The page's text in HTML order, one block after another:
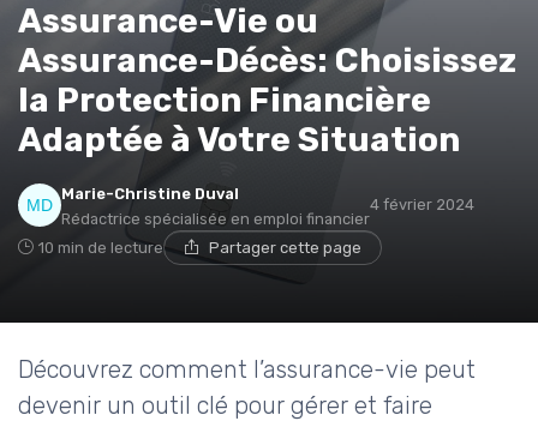
Assurance-Vie ou
Assurance-Décès: Choisissez
la Protection Financière
Adaptée à Votre Situation
Marie-Christine Duval
Rédactrice spécialisée en emploi financier
4 février 2024
10 min de lecture Partager cette page
Découvrez comment l’assurance-vie peut
devenir un outil clé pour gérer et faire